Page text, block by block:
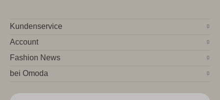
Kundenservice
Account
Fashion News
bei Omoda